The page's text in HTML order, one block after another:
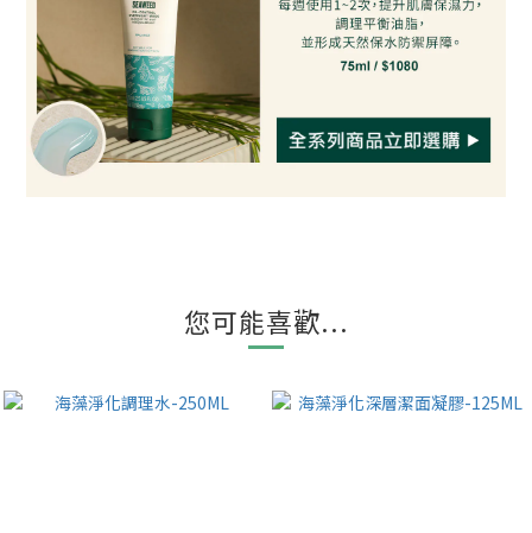
您可能喜歡...